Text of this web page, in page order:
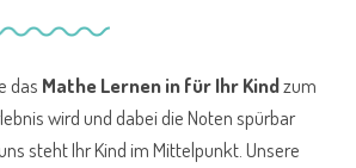
das Mathe Lernen in für Ihr Kindzum
wird und dabei die Noten spürbar
steht Ihr Kind im Mittelpunkt. Unsere